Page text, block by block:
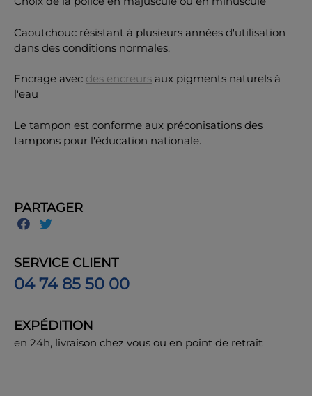
Caoutchouc résistant à plusieurs années d'utilisation
dans des conditions normales.
Encrage avec des encreurs aux pigments naturels à
l'eau
Le tampon est conforme aux préconisations des
tampons pour l'éducation nationale.
PARTAGER
SERVICE CLIENT
04 74 85 50 00
EXPÉDITION
en 24h, livraison chez vous ou en point de retrait